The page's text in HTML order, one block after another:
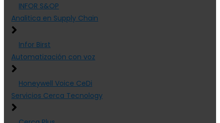
INFOR S&OP
Analitica en Supply Chain
Infor Birst
Automatización con voz
Honeywell Voice CeDi
Servicios Cerca Tecnology